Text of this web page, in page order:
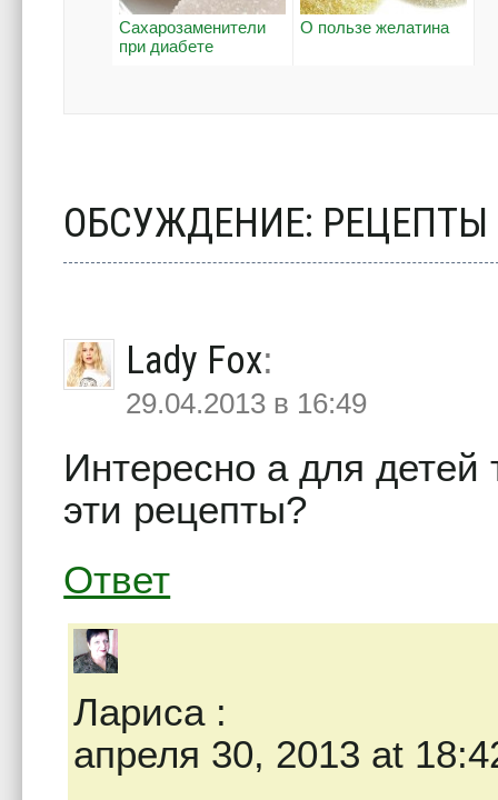
Сахарозаменители
при диабете
О пользе желатина
ОБСУЖДЕНИЕ:
Lady Fox:
29.04.2013 в 16:49
Интересно а для детей
эти рецепты?
Ответ
Лариса:
апреля 30, 2013 at